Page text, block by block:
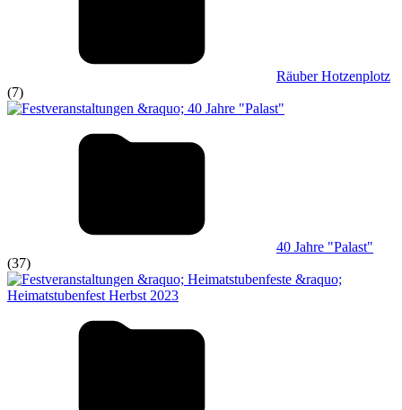
Räuber Hotzenplotz
(7)
40 Jahre "Palast"
(37)